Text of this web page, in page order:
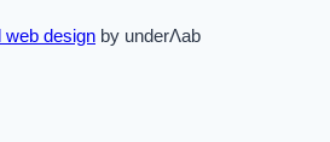
web design by underΛab